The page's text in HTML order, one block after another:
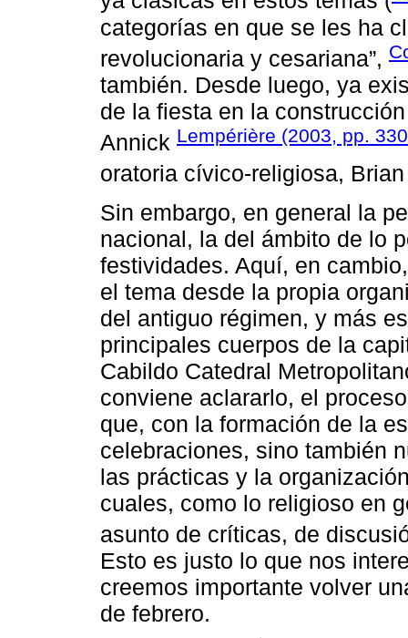
categorías en que se les ha
revolucionaria y cesariana”,
también. Desde luego, ya
de la fiesta en la
Annick Lempérière (2003, pp.
oratoria cívico-religiosa,
Sin embargo, en general la
nacional, la del ámbito de lo
festividades. Aquí, en
el tema desde la propia
del antiguo régimen, y más
principales cuerpos de la
Cabildo Catedral
conviene aclararlo, el
que, con la formación de la
celebraciones, sino también
las prácticas y la
cuales, como lo religioso en
asunto de críticas, de
Esto es justo lo que nos
creemos importante volver
de febrero.